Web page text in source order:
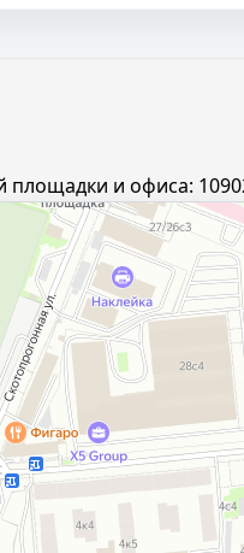
площадки и офиса: